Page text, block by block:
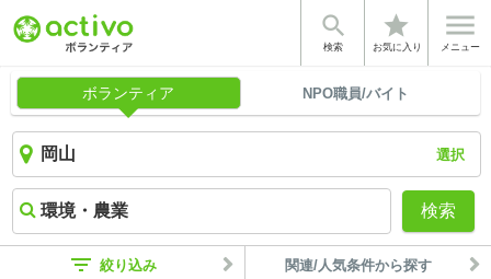

検索
star
お気に入り

メニュー
ボランティア NPO職員/バイト
選択
検索
filter_list 絞り込み 関連/人気条件から探す